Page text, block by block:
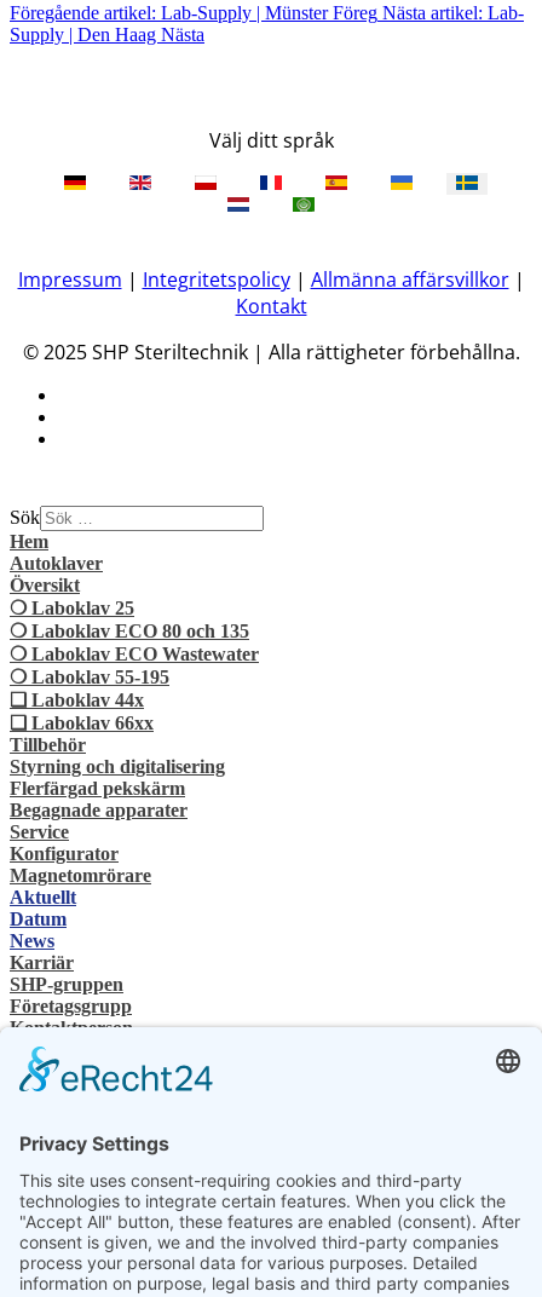
Föregående artikel: Lab-Supply | MünsterFöreg Nästa artikel: Lab-
Supply | Den Haag Nästa
Välj ditt språk
Impressum | Integritetspolicy| Allmänna affärsvillkor|
Kontakt
© 2025 SHP Steriltechnik | Alla rättigheter förbehållna.
Sök
Hem
Autoklaver
Översikt
❍ Laboklav 25
❍ Laboklav ECO 80 och 135
❍ Laboklav ECO Wastewater
❍ Laboklav 55-195
❏ Laboklav 44x
❏ Laboklav 66xx
Tillbehör
Styrning och digitalisering
Flerfärgad pekskärm
Begagnade apparater
Service
Konfigurator
Magnetomrörare
Aktuellt
Datum
News
Karriär
SHP-gruppen
Företagsgrupp
Kontaktperson
Kontakt
Återförsäljare
SHP Expertis
Konfigurator
Välj ditt språk
DE
EN